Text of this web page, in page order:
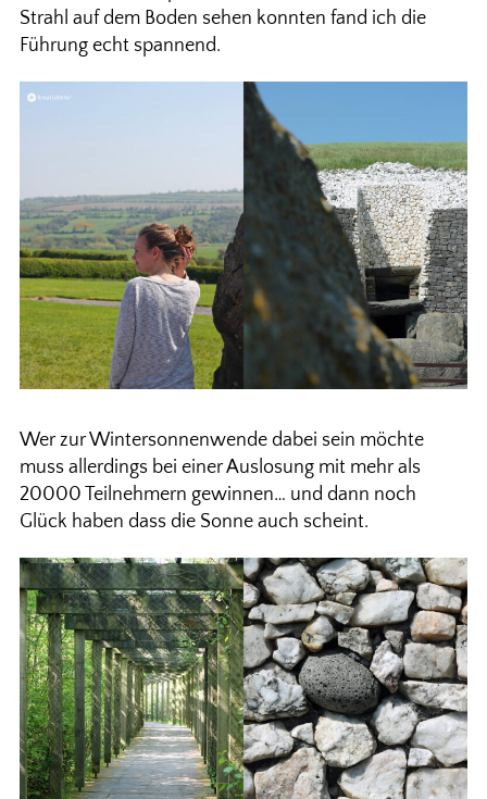
Strahl auf dem Boden sehen konnten fand ich die
Führung echt spannend.
Wer zur Wintersonnenwende dabei sein möchte
muss allerdings bei einer Auslosung mit mehr als
20000 Teilnehmern gewinnen… und dann noch
Glück haben dass die Sonne auch scheint.